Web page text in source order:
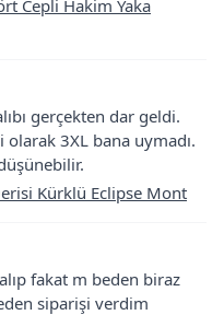
Cepli Hakim Yaka
gerçekten dar geldi.
3XL bana uymadı.
Kürklü Eclipse Mont
fakat m beden biraz
siparişi verdim